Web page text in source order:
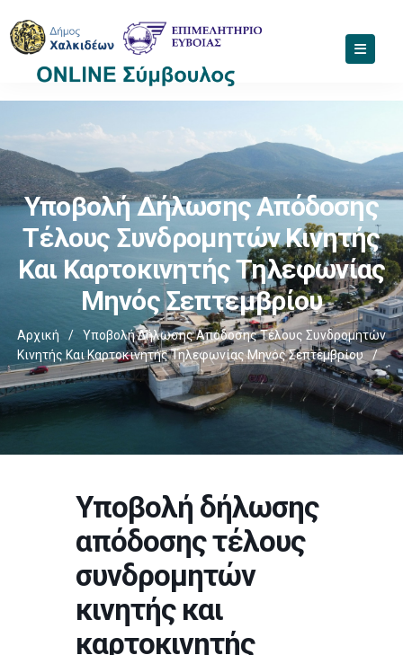
Υποβολή Δήλωσης Απόδοσης
Τέλους Συνδρομητών Κινητής
Και Καρτοκινητής Τηλεφωνίας
Μηνός Σεπτεμβρίου
Αρχική /
Υποβολή Δήλωσης Απόδοσης Τέλους Συνδρομητών
Κινητής Και Καρτοκινητής Τηλεφωνίας Μηνός Σεπτεμβρίου
/
Υποβολή δήλωσης
απόδοσης τέλους
συνδρομητών
κινητής και
καρτοκινητής